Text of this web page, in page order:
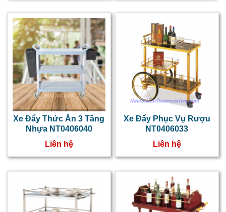
Xe Đẩy Thức Ăn 3 Tầng
Nhựa NT0406040
Liên hệ
Xe Đẩy Phục Vụ Rượu
NT0406033
Liên hệ